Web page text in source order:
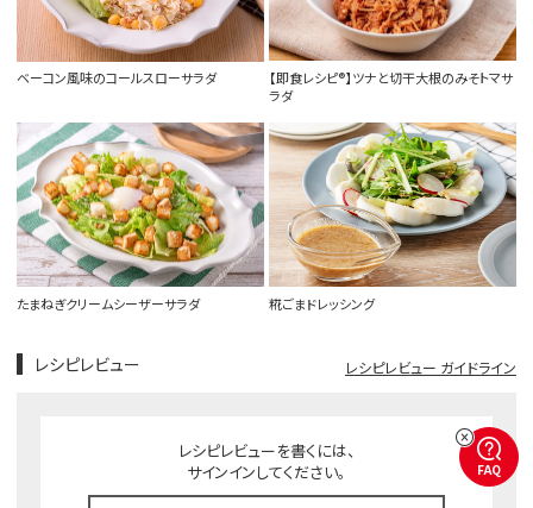
ベーコン風味のコールスローサラダ
【即食レシピ®】ツナと切干大根のみそトマサ
ラダ
たまねぎクリームシーザーサラダ 糀ごまドレッシング
レシピレビュー レシピレビュー ガイドライン
レシピレビューを書くには、
サインインしてください。
FAQ